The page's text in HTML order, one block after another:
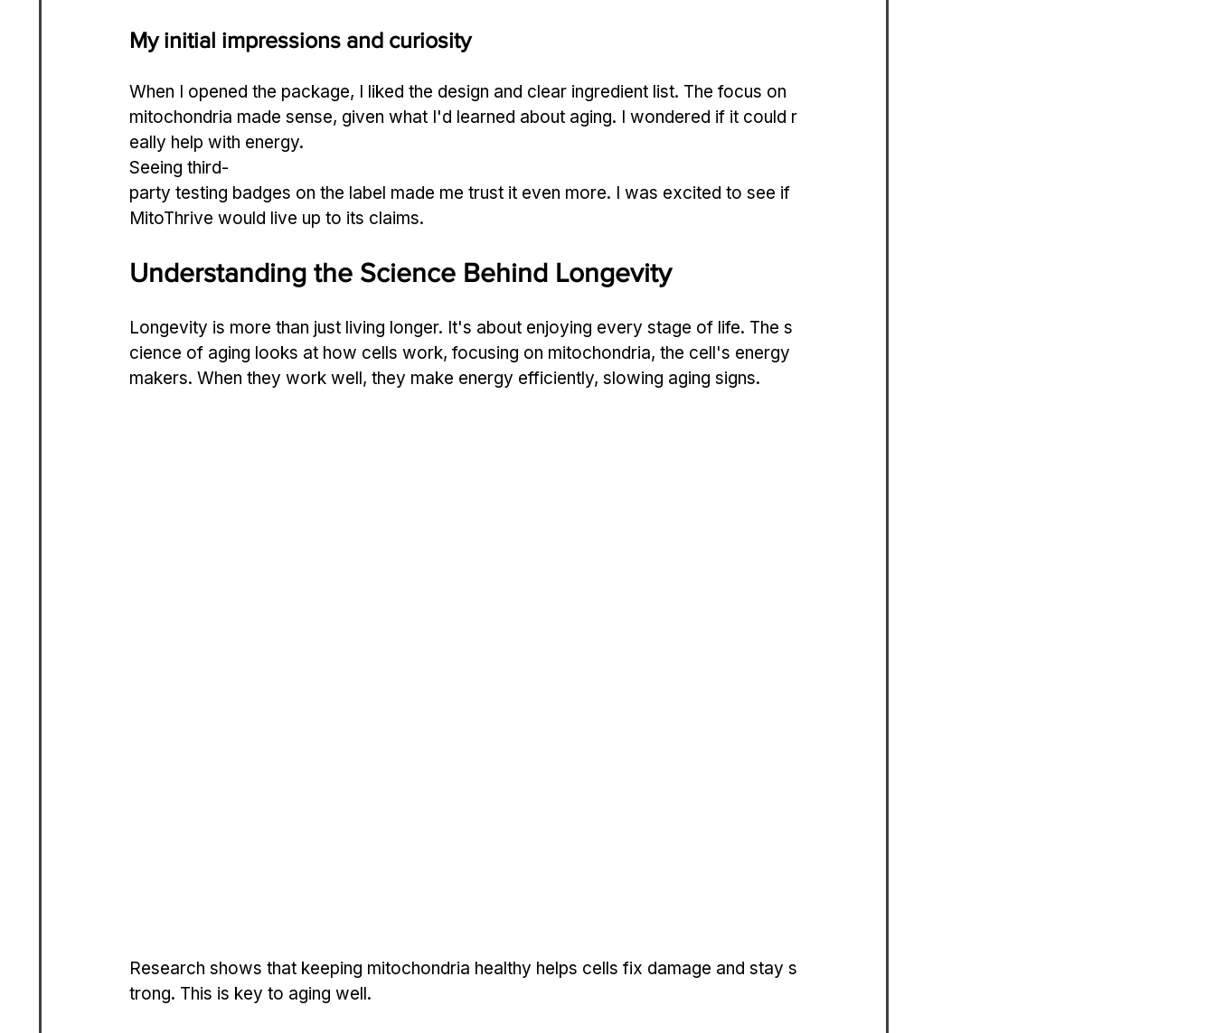
My initial impressions and curiosity
When I opened the package, I liked the design and clear ingredient list. The focus on
mitochondria made sense, given what I'd learned about aging. I wondered if it could r
eally help with energy.
Seeing third-
party testing badges on the label made me trust it even more. I was excited to see if
MitoThrive would live up to its claims.
Understanding the Science Behind Longevity
Longevity is more than just living longer. It's about enjoying every stage of life. The s
cience of aging looks at how cells work, focusing on mitochondria, the cell's energy
makers. When they work well, they make energy efficiently, slowing aging signs.
Research shows that keeping mitochondria healthy helps cells fix damage and stay s
trong. This is key to aging well.